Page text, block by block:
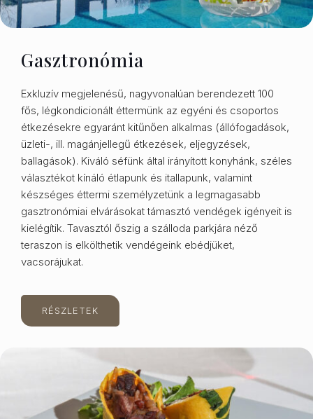
Gasztronómia
Exkluzív megjelenésű, nagyvonalúan berendezett 100
fős, légkondicionált éttermünk az egyéni és csoportos
étkezésekre egyaránt kitűnően alkalmas (állófogadások,
üzleti-, ill. magánjellegű étkezések, eljegyzések,
ballagások). Kiváló séfünk által irányított konyhánk, széles
választékot kínáló étlapunk és itallapunk, valamint
készséges éttermi személyzetünk a legmagasabb
gasztronómiai elvárásokat támasztó vendégek igényeit is
kielégítik. Tavasztól őszig a szálloda parkjára néző
teraszon is elkölthetik vendégeink ebédjüket,
vacsorájukat.
RÉSZLETEK